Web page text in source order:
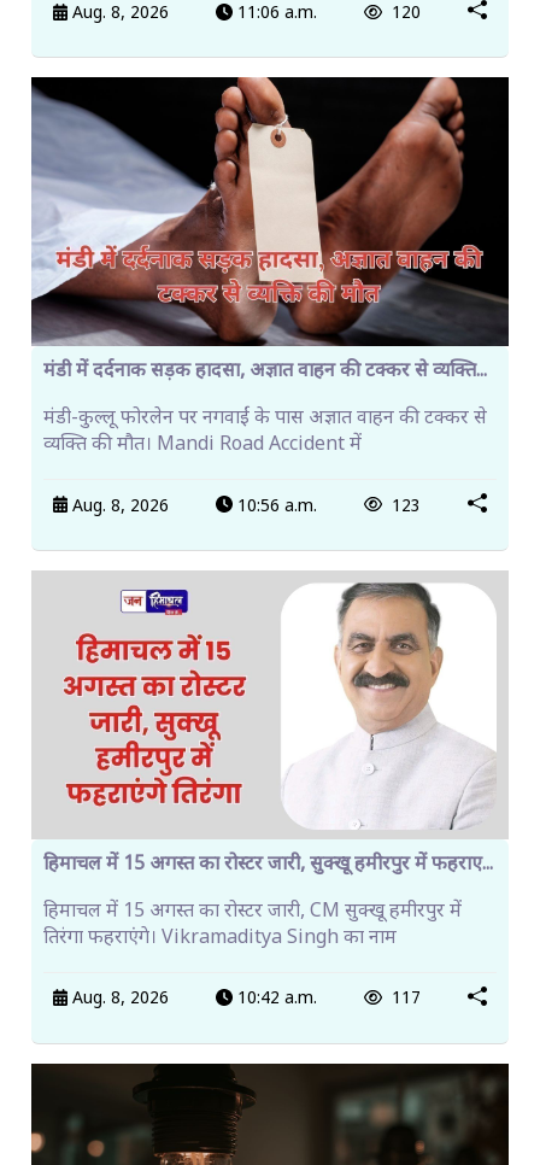
Aug. 8, 2026 11:06 a.m. 120
मंडी में दर्दनाक सड़क हादसा, अज्ञात वाहन की टक्कर से व्यक्ति...
मंडी-कुल्लू फोरलेन पर नगवाईं के पास अज्ञात वाहन की टक्कर से
व्यक्ति की मौत। Mandi Road Accident में
Aug. 8, 2026 10:56 a.m. 123
हिमाचल में 15 अगस्त का रोस्टर जारी, सुक्खू हमीरपुर में फहराए...
हिमाचल में 15 अगस्त का रोस्टर जारी, CM सुक्खू हमीरपुर में
तिरंगा फहराएंगे। Vikramaditya Singh का नाम
Aug. 8, 2026 10:42 a.m. 117